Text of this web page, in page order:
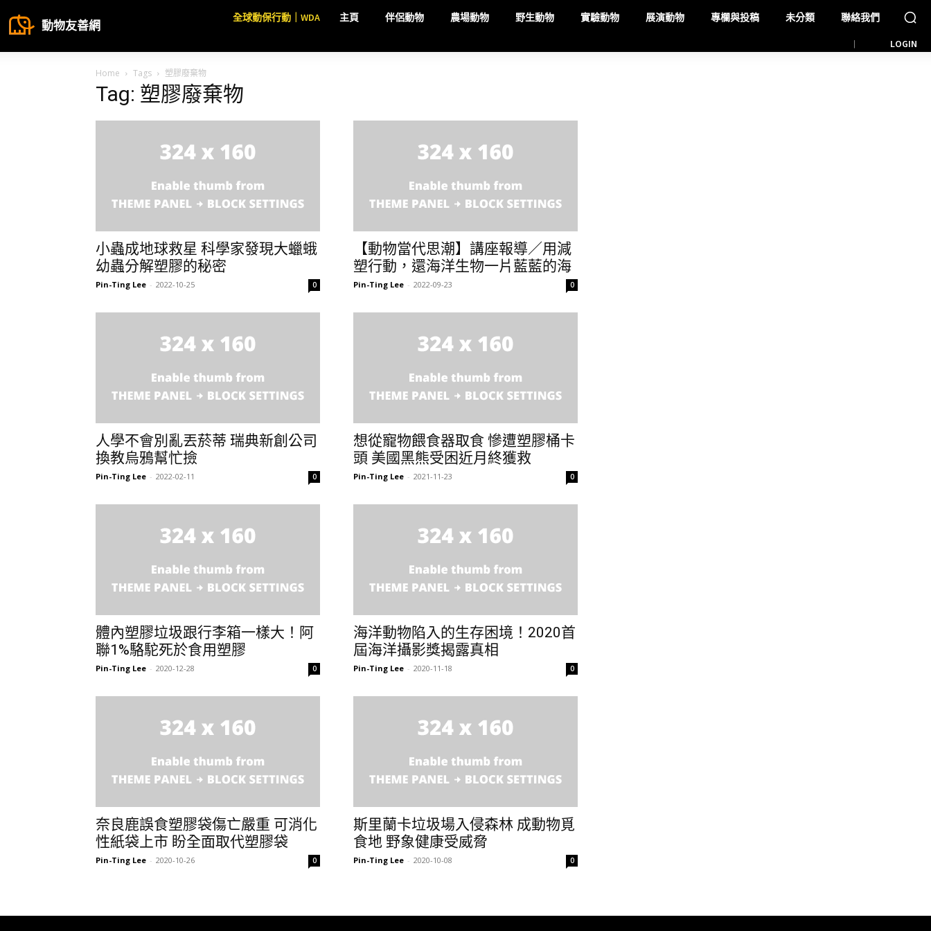
動物友善網
全球動保行動｜WDA 主頁 伴侶動物 農場動物 野生動物 實驗動物 展演動物 專欄與投稿 未分類 聯絡我們
LOGIN
Home Tags 塑膠廢棄物
Tag: 塑膠廢棄物
小蟲成地球救星 科學家發現大蠟蛾
幼蟲分解塑膠的秘密
Pin-Ting Lee - 2022-10-25 0
【動物當代思潮】講座報導／用減
塑行動，還海洋生物一片藍藍的海
Pin-Ting Lee - 2022-09-23 0
人學不會別亂丟菸蒂 瑞典新創公司
換教烏鴉幫忙撿
Pin-Ting Lee - 2022-02-11 0
想從寵物餵食器取食 慘遭塑膠桶卡
頭 美國黑熊受困近月終獲救
Pin-Ting Lee - 2021-11-23 0
體內塑膠垃圾跟行李箱一樣大！阿
聯1%駱駝死於食用塑膠
Pin-Ting Lee - 2020-12-28 0
海洋動物陷入的生存困境！2020首
屆海洋攝影獎揭露真相
Pin-Ting Lee - 2020-11-18 0
奈良鹿誤食塑膠袋傷亡嚴重 可消化
性紙袋上市 盼全面取代塑膠袋
Pin-Ting Lee - 2020-10-26 0
斯里蘭卡垃圾場入侵森林 成動物覓
食地 野象健康受威脅
Pin-Ting Lee - 2020-10-08 0